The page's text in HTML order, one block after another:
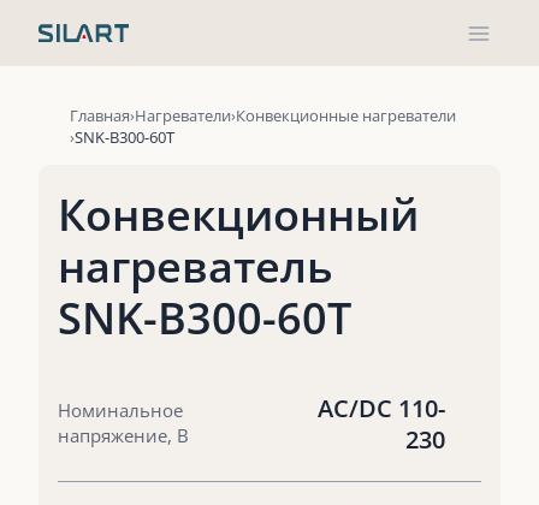
Главная Нагреватели Конвекционные нагреватели
SNK-B300-60T
Конвекционный
нагреватель
SNK-B300-60T
Номинальное
напряжение, В
AC/DC 110-
230